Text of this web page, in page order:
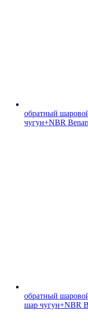
обратный
чугун+NBR
обратный
шар чугун+NBR